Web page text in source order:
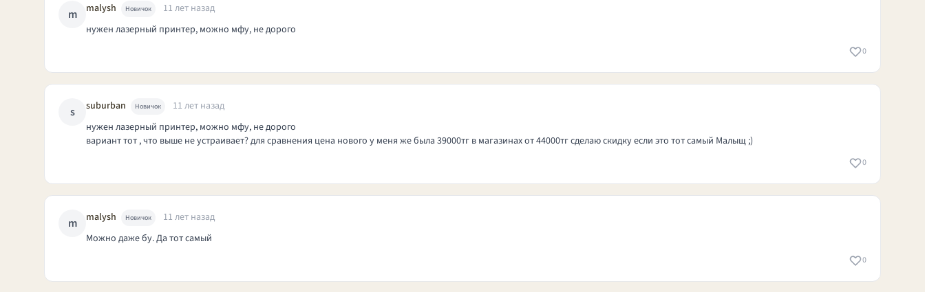
m malysh Новичок
11 лет назад
нужен лазерный принтер, можно мфу, не дорого
0
s suburban Новичок
11 лет назад
нужен лазерный принтер, можно мфу, не дорого
вариант тот , что выше не устраивает? для сравнения цена нового у меня же была 39000тг в магазинах от 44000тг сделаю скидку если это тот самый Малыщ ;)
0
m malysh Новичок
11 лет назад
Можно даже бу. Да тот самый
0